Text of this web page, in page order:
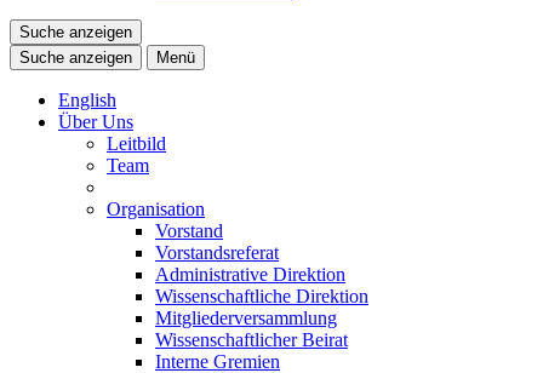
Suche anzeigen
Suche anzeigen
Menü
English
Über Uns
Leitbild
Team
Organisation
Vorstand
Vorstandsreferat
Administrative Direktion
Wissenschaftliche Direktion
Mitgliederversammlung
Wissenschaftlicher Beirat
Interne Gremien